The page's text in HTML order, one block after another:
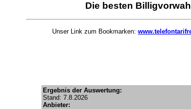
Die besten
Unser Link zum Bookmarken:
Ergebnis der Auswertung:
Stand: 7.8.2026
Anbieter: